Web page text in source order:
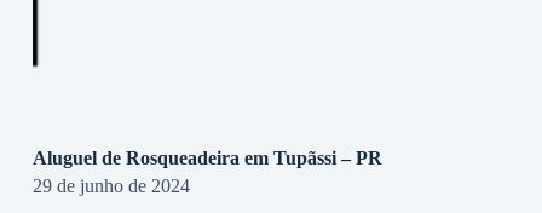
Aluguel de Rosqueadeira em Tupãssi – PR
29 de junho de 2024